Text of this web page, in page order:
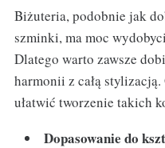
Biżuteria, podobnie jak
szminki, ma moc
Dlatego warto zawsze
harmonii z całą
ułatwić tworzenie takich
Dopasowanie do